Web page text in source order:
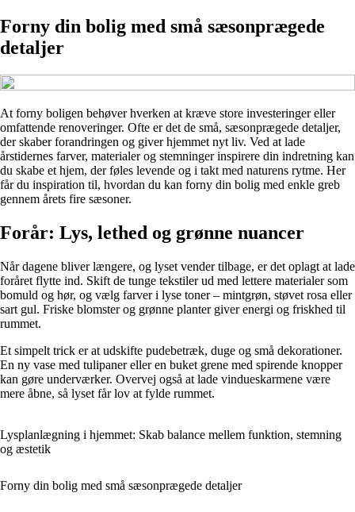
Forny din bolig med små sæsonprægede
detaljer
At forny boligen behøver hverken at kræve store investeringer eller
omfattende renoveringer. Ofte er det de små, sæsonprægede detaljer,
der skaber forandringen og giver hjemmet nyt liv. Ved at lade
årstidernes farver, materialer og stemninger inspirere din indretning kan
du skabe et hjem, der føles levende og i takt med naturens rytme. Her
får du inspiration til, hvordan du kan forny din bolig med enkle greb
gennem årets fire sæsoner.
Forår: Lys, lethed og grønne nuancer
Når dagene bliver længere, og lyset vender tilbage, er det oplagt at lade
foråret flytte ind. Skift de tunge tekstiler ud med lettere materialer som
bomuld og hør, og vælg farver i lyse toner – mintgrøn, støvet rosa eller
sart gul. Friske blomster og grønne planter giver energi og friskhed til
rummet.
Et simpelt trick er at udskifte pudebetræk, duge og små dekorationer.
En ny vase med tulipaner eller en buket grene med spirende knopper
kan gøre underværker. Overvej også at lade vindueskarmene være
mere åbne, så lyset får lov at fylde rummet.
Lysplanlægning i hjemmet: Skab balance mellem funktion, stemning
og æstetik
Forny din bolig med små sæsonprægede detaljer